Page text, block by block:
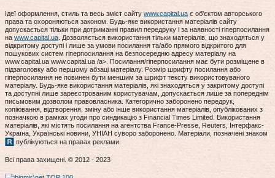
Ідеї оформлення, стиль та весь зміст сайту www.capital.ua є об'єктом авторського
права та охороняються законом. Будь-яке використання матеріалів сайту
допускається тільки при дотриманні правил передруку і за наявності гіперпосилання
на www.capital.ua. Дозволяється використання тільки матеріалів, що знаходяться у
відкритому доступі і лише за умови посилання та/або прямого відкритого для
пошукових систем гіперпосилання на безпосередню адресу матеріалу на
www.capital.ua www.capital.ua /a>. Посилання/гіперпосилання має бути розміщене в
підзаголовку або першому абзаці матеріалу. Розмір шрифту посилання або
гіперпосилання не повинен бути меншим за шрифт тексту використовуваного
матеріалу. Будь-яке використання матеріалів, які знаходяться у закритому доступі
та доступні лише зареєстрованим користувачам, допускається лише за попереднім
письмовим дозволом правовласника. Категорично заборонено передрук,
копіювання, відтворення, зміну або інше використання матеріалів, опублікованих з
позначкою в рамках угоди про синдикацію з Financial Times Limited. Використання
матеріалів, які містять посилання на агентства France-Presse, Reuters, Інтерфакс-
Україна, Українські новини, УНІАН суворо заборонено. Матеріали, позначені знаком
публікуються на правах реклами.
Всі права захищені. © 2012 - 2023